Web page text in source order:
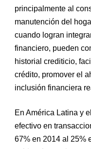
principalmente al
manutención del
cuando logran
financiero, pueden
historial crediticio,
crédito, promover el
inclusión financiera
En América Latina y
efectivo en
67% en 2014 al 25%